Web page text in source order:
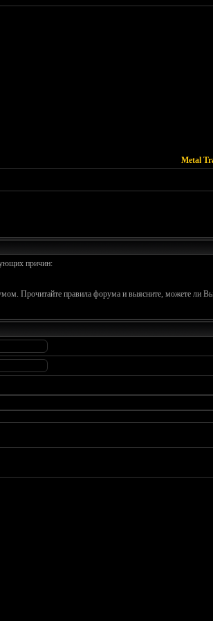
Metal
причин:
Прочитайте правила форума и выясните, можете ли Вы